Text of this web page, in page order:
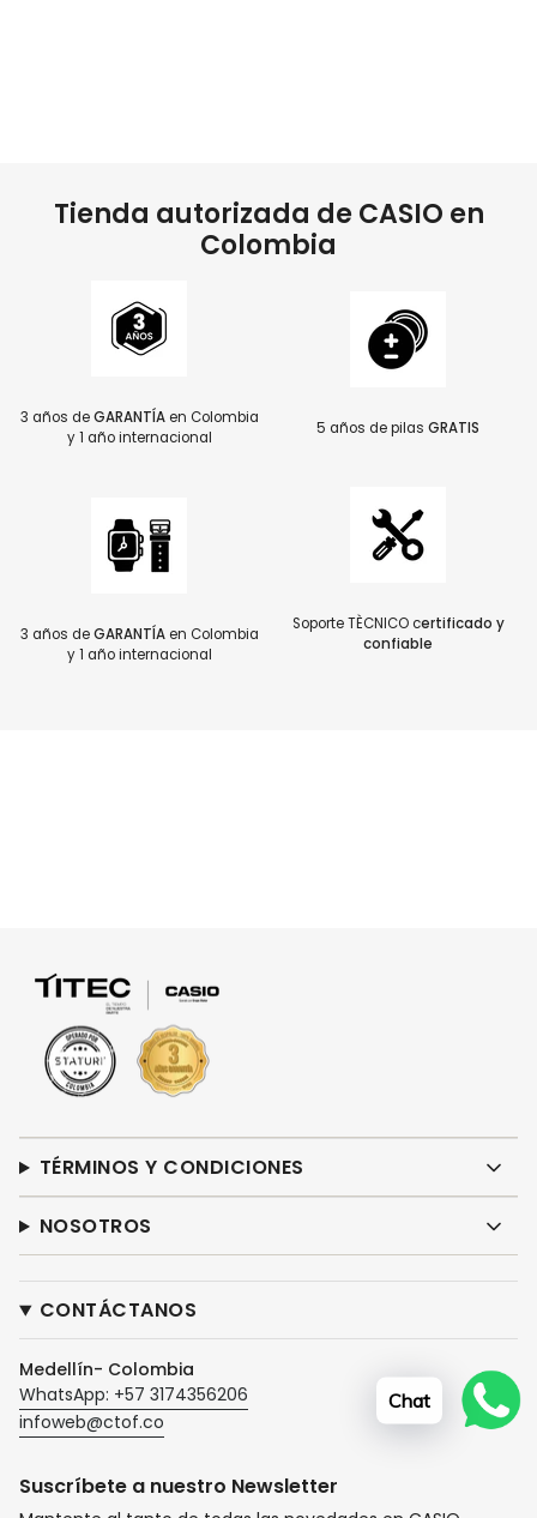
Tienda autorizada de CASIO en
Colombia
3 años deGARANTÍAen Colombia
y 1 año internacional
5 años de pilas GRATIS
3 años deGARANTÍAen Colombia
y 1 año internacional
Soporte TÈCNICO certificado y
confiable
TÉRMINOS Y CONDICIONES
NOSOTROS
CONTÁCTANOS
Medellín- Colombia
WhatsApp: +57 3174356206
infoweb@ctof.co
Suscríbete a nuestro Newsletter
Chat